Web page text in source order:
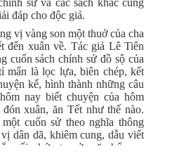
đáp cho độc giả.
vị vàng son một thuở của cha
đến xuân về. Tác giả Lê Tiên
cuốn sách chính sử đồ sộ của
mẩn là lọc lựa, biên chép, kết
kể, hình thành những câu
nay biết chuyện của hôm
xuân, ăn Tết như thế nào.
cuốn sử theo nghĩa thông
dân dã, khiêm cung, dẫu viết
rối phức tạp ở nơi chốn uy